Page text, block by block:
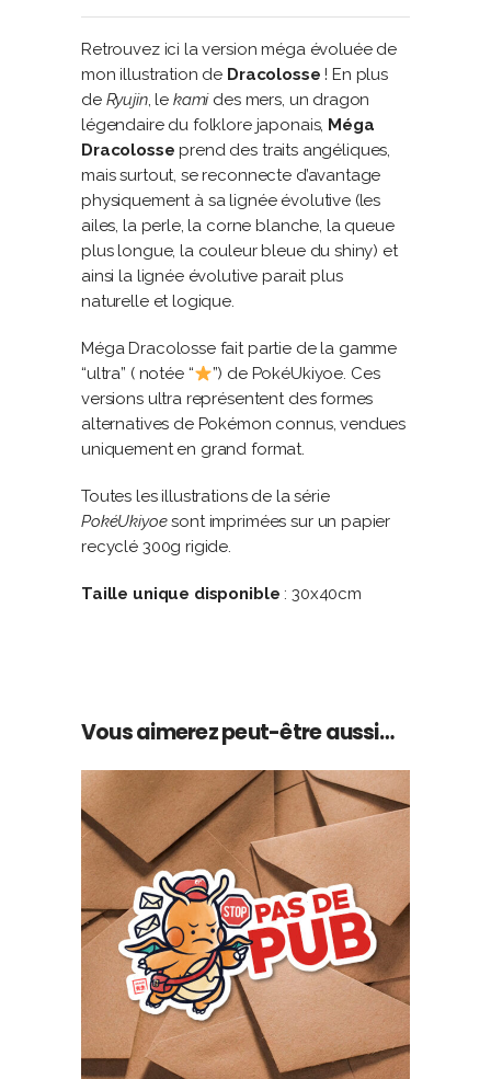
Retrouvez ici la version méga évoluée de
mon illustration de Dracolosse ! En plus
de Ryujin, le kamides mers, un dragon
légendaire du folklore japonais, Méga
Dracolosse prend des traits angéliques,
mais surtout, se reconnecte d’avantage
physiquement à sa lignée évolutive (les
ailes, la perle, la corne blanche, la queue
plus longue, la couleur bleue du shiny) et
ainsi la lignée évolutive parait plus
naturelle et logique.
Méga Dracolosse fait partie de la gamme
“ultra” ( notée “
”) de PokéUkiyoe. Ces
versions ultra représentent des formes
alternatives de Pokémon connus, vendues
uniquement en grand format.
Toutes les illustrations de la série
PokéUkiyoesont imprimées sur un papier
recyclé 300g rigide.
Taille unique disponible : 30x40cm
Vous aimerez peut-être aussi…
AJOUTER AU PANIER